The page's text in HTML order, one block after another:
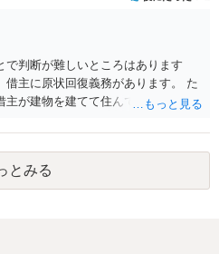
判断が難しいところはあります
主に原状回復義務があります。 た
主が建物を建てて住んでいたケース
明渡す義務は原則生じないはずで
えた場合であっても、貸主の承諾を
を捻出した側に平屋の所有権が帰属
いように思います。 そのため、現
しょうか。
とみる